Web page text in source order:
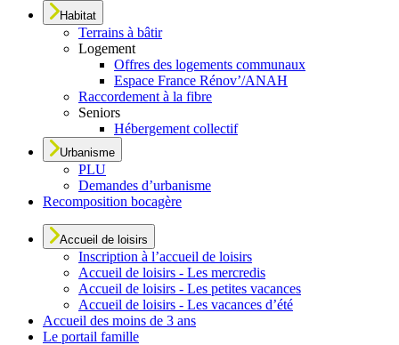
Habitat
Terrains à bâtir
Logement
Offres des logements communaux
Espace France Rénov’/ANAH
Raccordement à la fibre
Seniors
Hébergement collectif
Urbanisme
PLU
Demandes d’urbanisme
Recomposition bocagère
Accueil de loisirs
Inscription à l’accueil de loisirs
Accueil de loisirs - Les mercredis
Accueil de loisirs - Les petites vacances
Accueil de loisirs - Les vacances d’été
Accueil des moins de 3 ans
Le portail famille